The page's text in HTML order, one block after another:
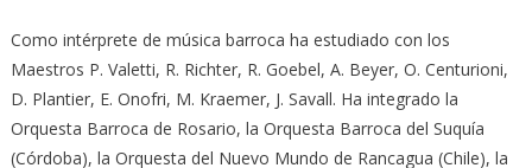
Como intérprete de música barroca ha estudiado con los
Maestros P. Valetti, R. Richter, R. Goebel, A. Beyer, O. Centurioni,
D. Plantier, E. Onofri, M. Kraemer, J. Savall. Ha integrado la
Orquesta Barroca de Rosario, la Orquesta Barroca del Suquía
(Córdoba), la Orquesta del Nuevo Mundo de Rancagua (Chile), la